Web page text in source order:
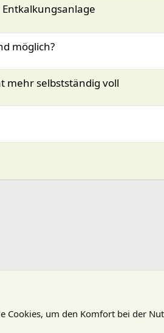
möglich?
mehr selbstständig voll
um den Komfort bei der